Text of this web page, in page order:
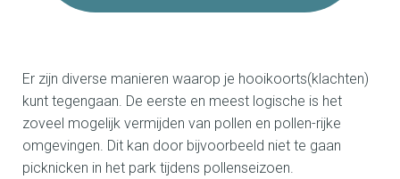
Er zijn diverse manieren waarop je hooikoorts(klachten)
kunt tegengaan. De eerste en meest logische is het
zoveel mogelijk vermijden van pollen en pollen-rijke
omgevingen. Dit kan door bijvoorbeeld niet te gaan
picknicken in het park tijdens pollenseizoen.